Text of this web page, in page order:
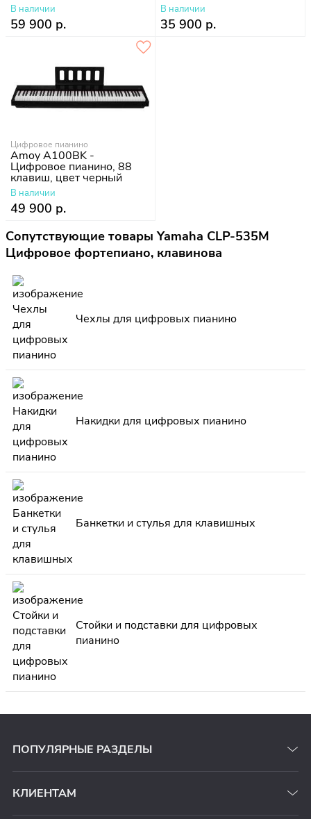
В наличии
59 900 р.
В наличии
35 900 р.
Цифровое пианино
Amoy A100BK -
Цифровое пианино, 88
клавиш, цвет черный
В наличии
49 900 р.
Сопутствующие товары Yamaha CLP-535M
Цифровое фортепиано, клавинова
Чехлы для цифровых пианино
Накидки для цифровых пианино
Банкетки и стулья для клавишных
Стойки и подставки для цифровых
пианино
ПОПУЛЯРНЫЕ РАЗДЕЛЫ
КЛИЕНТАМ